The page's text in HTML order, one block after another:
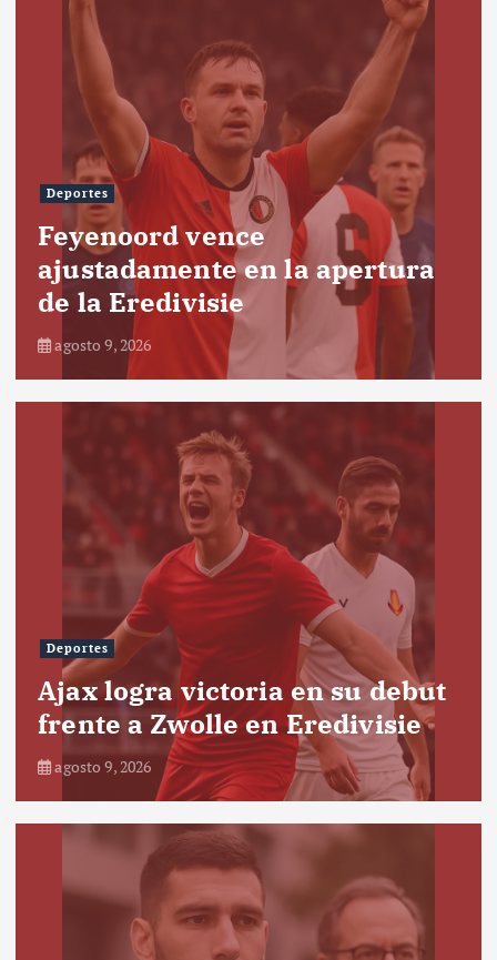
Deportes
Feyenoord vence
ajustadamente en la apertura
de la Eredivisie
agosto 9, 2026
Deportes
Ajax logra victoria en su debut
frente a Zwolle en Eredivisie
agosto 9, 2026